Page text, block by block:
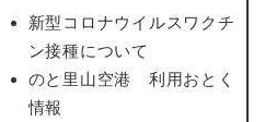
新型コロナウイルスワクチ
ン接種について
のと里山空港 利用おとく
情報